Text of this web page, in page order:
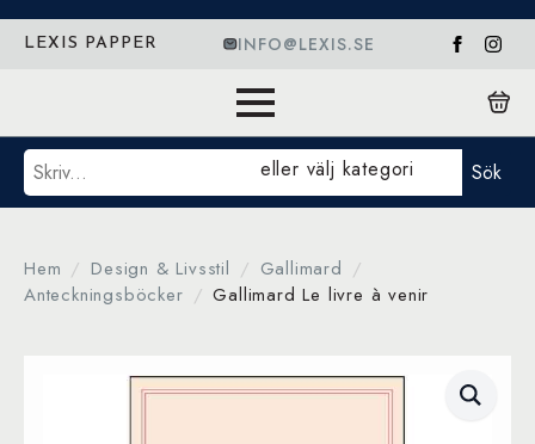
LEXIS PAPPER INFO@LEXIS.SE
Sök eller välj kategori Sök
Hem Design & Livsstil
Gallimard
Anteckningsböcker
Gallimard Le livre à venir